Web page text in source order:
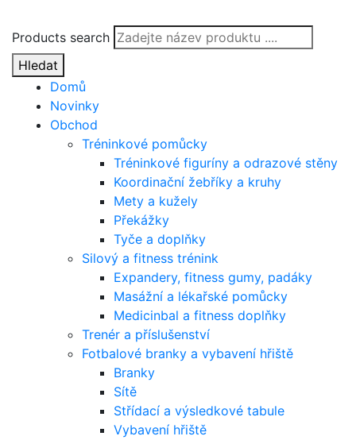
Products search
Hledat
Domů
Novinky
Obchod
Tréninkové pomůcky
Tréninkové figuríny a odrazové stěny
Koordinační žebříky a kruhy
Mety a kužely
Překážky
Tyče a doplňky
Silový a fitness trénink
Expandery, fitness gumy, padáky
Masážní a lékařské pomůcky
Medicinbal a fitness doplňky
Trenér a příslušenství
Fotbalové branky a vybavení hřiště
Branky
Sítě
Střídací a výsledkové tabule
Vybavení hřiště